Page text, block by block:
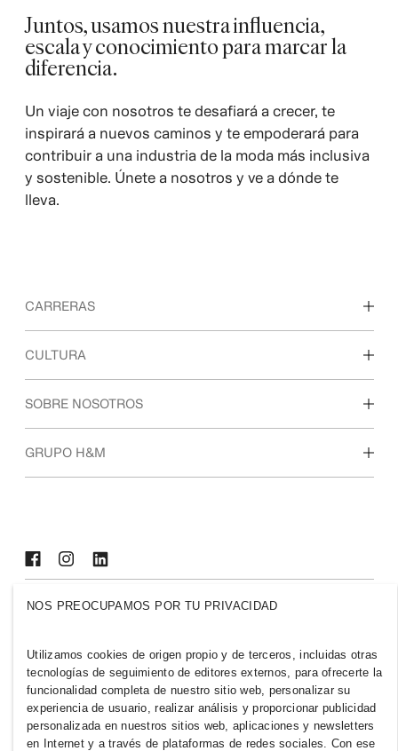
Juntos, usamos nuestra influencia,
escala y conocimiento para marcar la
diferencia.
Un viaje con nosotros te desafiará a crecer, te
inspirará a nuevos caminos y te empoderará para
contribuir a una industria de la moda más inclusiva
y sostenible. Únete a nosotros y ve a dónde te
lleva.
CARRERAS
Descubre nuestras áreas de trabajo
CULTURA
Nuestra cultura y beneficios
SOBRE NOSOTROS
Quiénes somos
GRUPO H&M
PARAGUAY
Cookies Cookie Settings
H&M.com
NOS PREOCUPAMOS POR TU PRIVACIDAD
Utilizamos cookies de origen propio y de terceros, incluidas otras
tecnologías de seguimiento de editores externos, para ofrecerte la
funcionalidad completa de nuestro sitio web, personalizar su
experiencia de usuario, realizar análisis y proporcionar publicidad
personalizada en nuestros sitios web, aplicaciones y newsletters
en Internet y a través de plataformas de redes sociales. Con ese